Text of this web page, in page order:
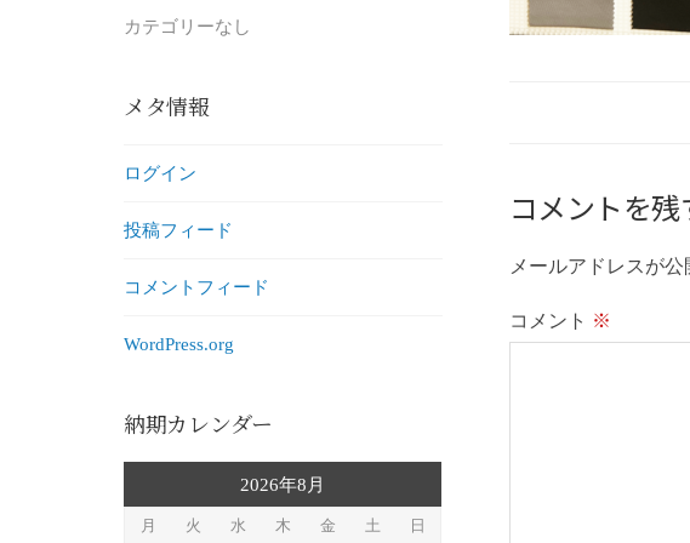
コメントを残
メールアドレスが公
コメント ※
カテゴリーなし
メタ情報
ログイン
投稿フィード
コメントフィード
WordPress.org
納期カレンダー
2026年8月
月 火 水 木 金 土
日